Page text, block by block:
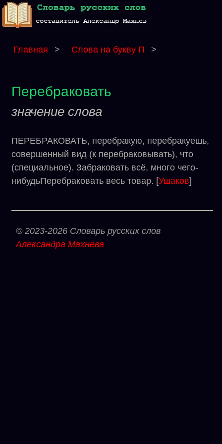
Главная > Слова на букву П >
Перебраковать
значение слова
ПЕРЕБРАКОВАТЬ, перебракую, перебракуешь,
совершенный вид (к перебраковывать), что
(специальное). Забраковать всё, много чего-
нибудьПеребраковать весь товар. [Ушаков]
© 2023-2026 Словарь русских слов
Александра Махнева